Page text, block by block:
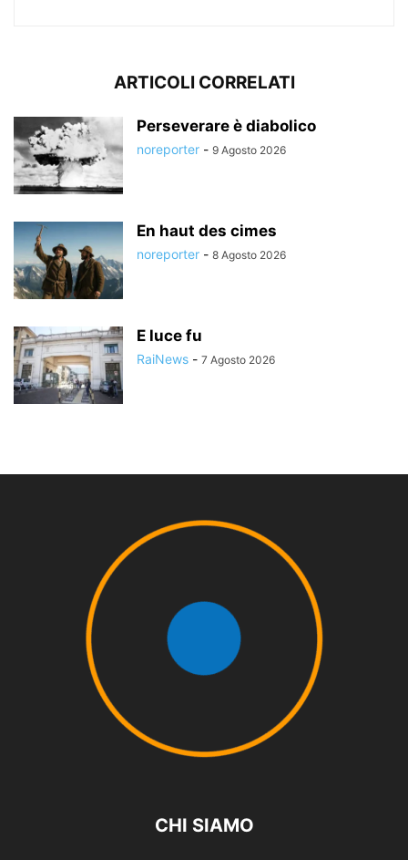
ARTICOLI CORRELATI
Perseverare è diabolico
noreporter - 9 Agosto 2026
En haut des cimes
noreporter - 8 Agosto 2026
E luce fu
RaiNews - 7 Agosto 2026
CHI SIAMO